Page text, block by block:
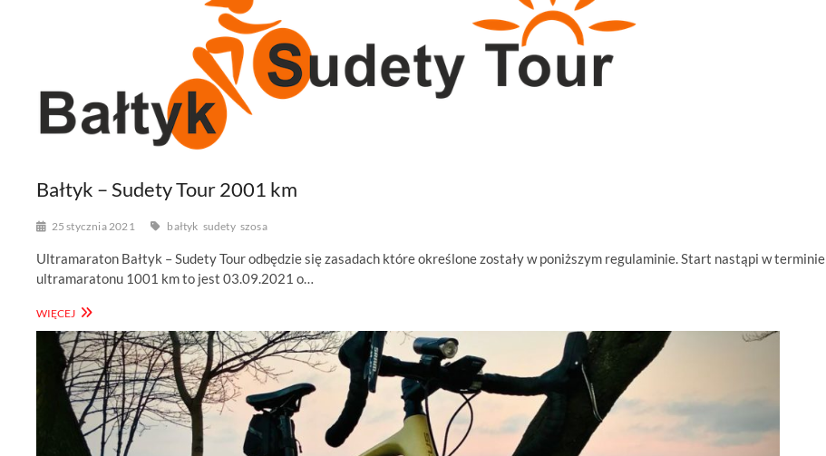
Bałtyk – Sudety Tour 2001 km
25 stycznia 2021 bałtyk sudety szosa
Ultramaraton Bałtyk – Sudety Tour odbędzie się zasadach które określone zostały w poniższym regulaminie. Start nastąpi w terminie
ultramaratonu 1001 km to jest 03.09.2021 o…
WIĘCEJBAŁTYK
SUDETY
TOUR
2001
KM